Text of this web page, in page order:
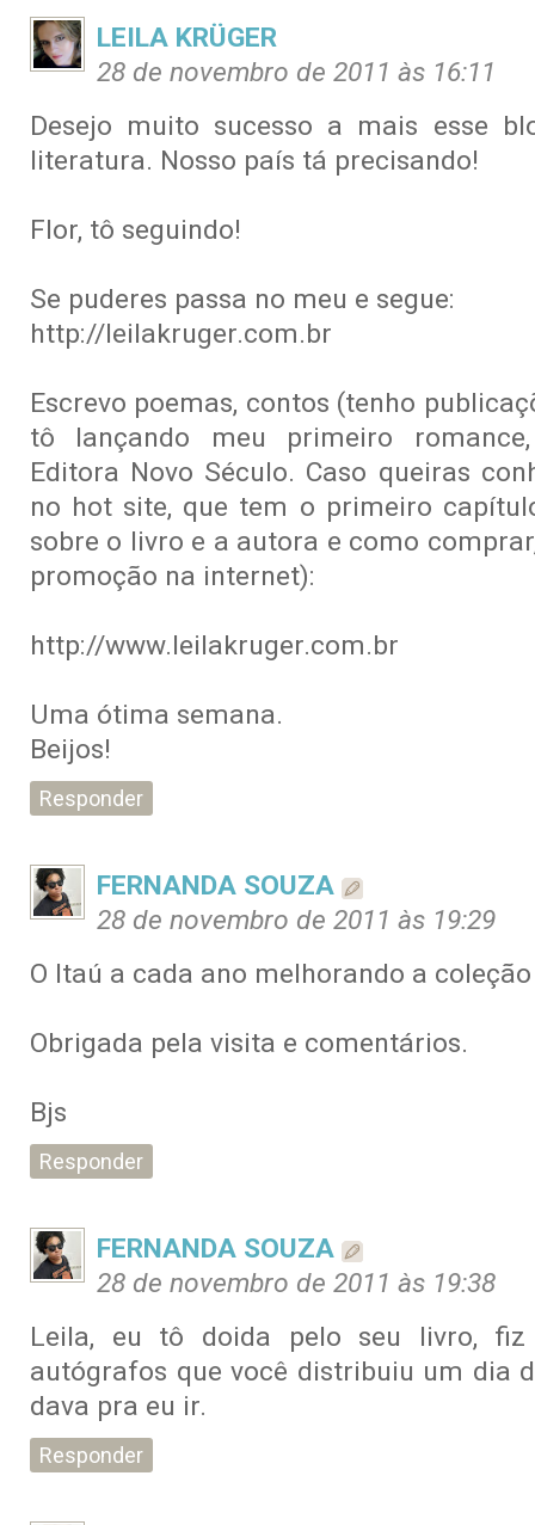
LEILA KRÜGER
28 de novembro de 2011 às 16:11
Desejo muito sucesso a mais esse
literatura. Nosso país tá precisando!
Flor, tô seguindo!
Se puderes passa no meu e segue:
http://leilakruger.com.br
Escrevo poemas, contos (tenho
tô lançando meu primeiro romance,
Editora Novo Século. Caso queiras
no hot site, que tem o primeiro
sobre o livro e a autora e como
promoção na internet):
http://www.leilakruger.com.br
Uma ótima semana.
Beijos!
Responder
FERNANDA SOUZA
28 de novembro de 2011 às 19:29
O Itaú a cada ano melhorando a
Obrigada pela visita e comentários.
Bjs
Responder
FERNANDA SOUZA
28 de novembro de 2011 às 19:38
Leila, eu tô doida pelo seu livro,
autógrafos que você distribuiu um dia
dava pra eu ir.
Responder